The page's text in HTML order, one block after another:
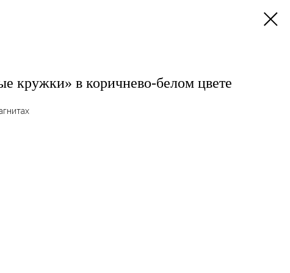
кружки» в коричнево-белом цвете